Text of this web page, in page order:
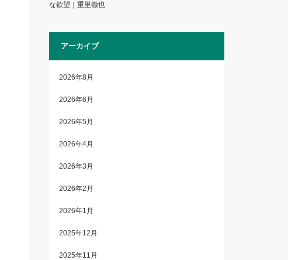
な欲望｜重里徹也
アーカイブ
2026年8月
2026年6月
2026年5月
2026年4月
2026年3月
2026年2月
2026年1月
2025年12月
2025年11月